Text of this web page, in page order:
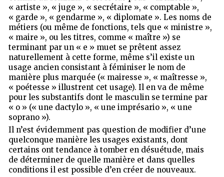
« artiste », « juge », « secrétaire », « comptable »,
« garde », « gendarme », « diplomate ». Les noms de
métiers (ou même de fonctions, tels que « ministre »,
« maire », ou les titres, comme « maître ») se
terminant par un « e » muet se prêtent assez
naturellement à cette forme, même s’il existe un
usage ancien consistant à féminiser le nom de
manière plus marquée (« mairesse », « maîtresse »,
« poétesse » illustrent cet usage). Il en va de même
pour les substantifs dont le masculin se termine par
« o » (« une dactylo », « une imprésario », « une
soprano »).
Il n’est évidemment pas question de modifier d’une
quelconque manière les usages existants, dont
certains ont tendance à tomber en désuétude, mais
de déterminer de quelle manière et dans quelles
conditions il est possible d’en créer de nouveaux.